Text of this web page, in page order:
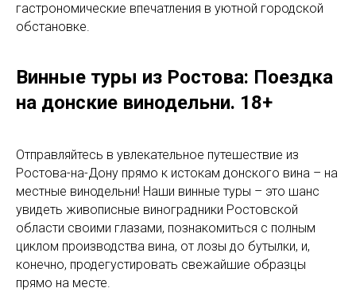
гастрономические впечатления в уютной городской
обстановке.
Винные туры из Ростова: Поездка
на донские винодельни. 18+
Отправляйтесь в увлекательное путешествие из
Ростова-на-Дону прямо к истокам донского вина – на
местные винодельни! Наши винные туры – это шанс
увидеть живописные виноградники Ростовской
области своими глазами, познакомиться с полным
циклом производства вина, от лозы до бутылки, и,
конечно, продегустировать свежайшие образцы
прямо на месте.